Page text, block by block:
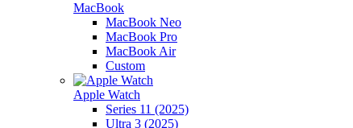
MacBook
MacBook Neo
MacBook Pro
MacBook Air
Custom
Apple Watch
Series 11 (2025)
Ultra 3 (2025)